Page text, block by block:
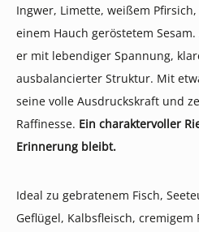
Ingwer, Limette, weißem
einem Hauch geröstetem
er mit lebendiger Spannung,
ausbalancierter Struktur. Mit
seine volle Ausdruckskraft und
Raffinesse. Ein charaktervoller
Erinnerung bleibt.
Ideal zu gebratenem Fisch,
Geflügel, Kalbsfleisch,